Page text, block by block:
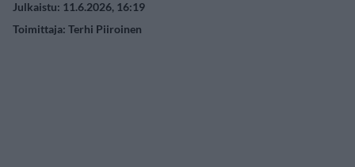
Julkaistu: 11.6.2026, 16:19
Toimittaja: Terhi Piiroinen